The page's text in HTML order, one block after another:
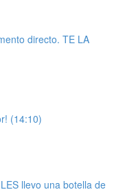
directo. TE LA
(14:10)
llevo una botella de